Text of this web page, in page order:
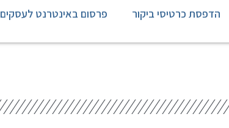
הדפסת כרטיסי ביקור פרסום באינטרנט לעסקים